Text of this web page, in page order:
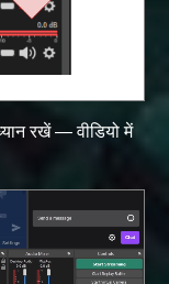
रखें — वीडियो में